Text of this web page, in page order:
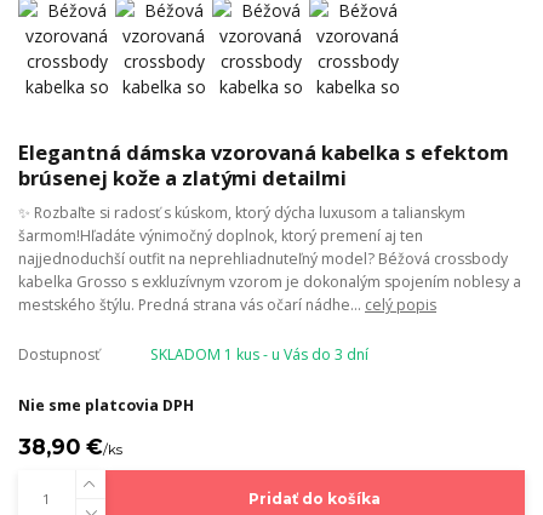
Elegantná dámska vzorovaná kabelka s efektom
brúsenej kože a zlatými detailmi
✨ Rozbaľte si radosť s kúskom, ktorý dýcha luxusom a talianskym
šarmom!Hľadáte výnimočný doplnok, ktorý premení aj ten
najjednoduchší outfit na neprehliadnuteľný model? Béžová crossbody
kabelka Grosso s exkluzívnym vzorom je dokonalým spojením noblesy a
mestského štýlu. Predná strana vás očarí nádhe... celý popis
Dostupnosť SKLADOM 1 kus - u Vás do 3 dní
Nie sme platcovia DPH
38,90 €/ks
Pridať do košíka